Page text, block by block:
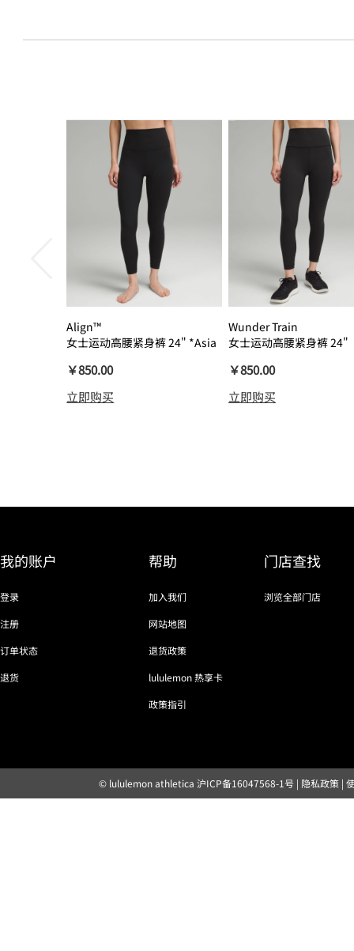
Align™
女士运动高腰紧身裤 24" *Asia
￥850.00
立即购买
Wunder Train
女士运动高腰紧身裤 24"
￥850.00
立即购买
我的账户
登录
注册
订单状态
退货
帮助
加入我们
网站地图
退货政策
lululemon 热享卡
政策指引
门店查找
浏览全部门店
© lululemon athletica 沪ICP备16047568-1号 | 隐私政策|